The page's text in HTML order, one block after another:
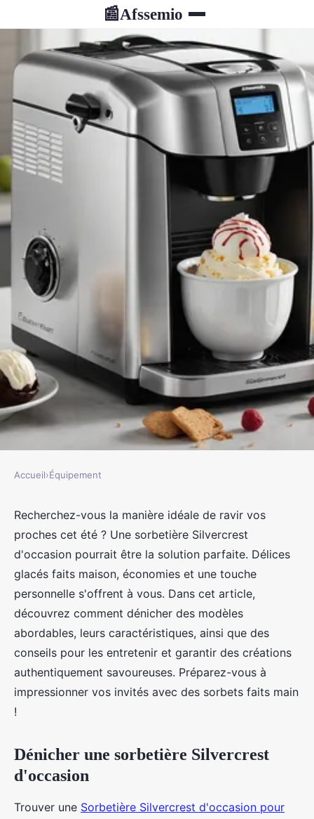
📰Afssemio
ÉQUIPEMENT
Dénichez une sorbetière
silvercrest d'occasion pour
régaler vos proches
jacqueline•20 février 2025•7 min de lecture
Accueil›Équipement
Recherchez-vous la manière idéale de ravir vos
proches cet été ? Une sorbetière Silvercrest
d'occasion pourrait être la solution parfaite. Délices
glacés faits maison, économies et une touche
personnelle s'offrent à vous. Dans cet article,
découvrez comment dénicher des modèles
abordables, leurs caractéristiques, ainsi que des
conseils pour les entretenir et garantir des créations
authentiquement savoureuses. Préparez-vous à
impressionner vos invités avec des sorbets faits main
!
Dénicher une sorbetière Silvercrest
d'occasion
Trouver une Sorbetière Silvercrest d'occasion pour